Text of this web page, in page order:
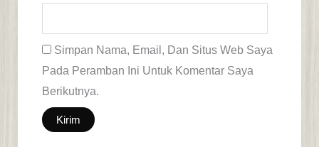
Simpan Nama, Email, Dan Situs Web Saya
Pada Peramban Ini Untuk Komentar Saya
Berikutnya.